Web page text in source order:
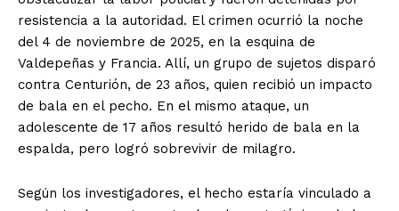
resistencia a la autoridad. El crimen ocurrió la noche
del 4 de noviembre de 2025, en la esquina de
Valdepeñas y Francia. Allí, un grupo de sujetos disparó
contra Centurión, de 23 años, quien recibió un impacto
de bala en el pecho. En el mismo ataque, un
adolescente de 17 años resultó herido de bala en la
espalda, pero logró sobrevivir de milagro.
Según los investigadores, el hecho estaría vinculado a